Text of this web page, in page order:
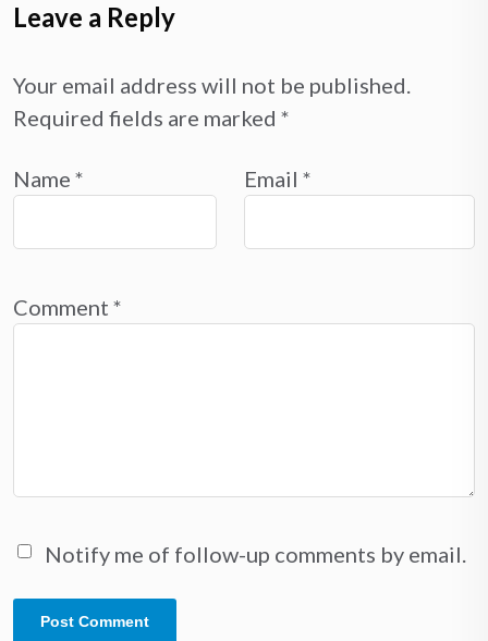
Leave a Reply
Your email address will not be published.
Required fields are marked *
Name * Email *
Comment *
Notify me of follow-up comments by email.